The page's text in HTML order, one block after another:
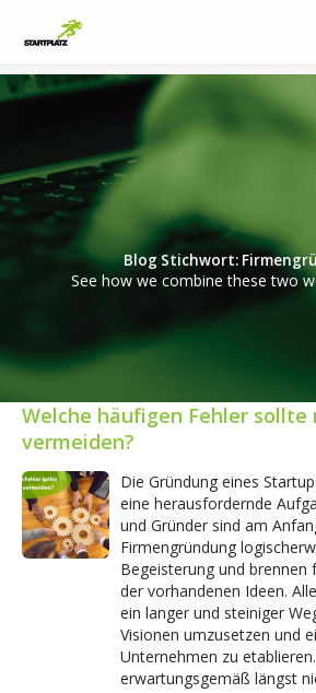
Blog Stichwort:
See how we combine these two
Welche häufigen Fehler sollte
vermeiden?
Die Gründung eines
eine herausfordernde
und Gründer sind am
Firmengründung
Begeisterung und brennen
der vorhandenen Ideen.
ein langer und steiniger
Visionen umzusetzen und
Unternehmen zu
erwartungsgemäß längst